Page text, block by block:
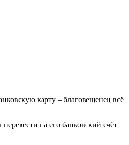
карту – благовещенец всё
на его банковский счёт